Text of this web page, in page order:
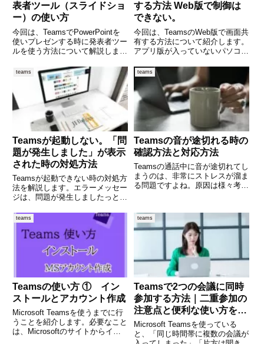
表者ツール（スライドショ
ー）の使い方
今回は、TeamsでPowerPointを
使いプレゼンする時に発表者ツー
ルを使う方法について解説しま
つを想定しています。・パターン
１ 聴衆する相手が全員がTeams
の会議に参加している。自分が使
用する画面は自分
する方法 Web版で制御は
できない。
今回は、TeamsのWeb版で画面共
有する方法について紹介します。
アプリ版が入っていないパソコン
有ができるのは便利ですね。
(adsbygoogle =
window.adsbygoogle || []).p
teams
Teamsが起動しない。「問
題が発生しました」が表示
された時の対処方法
Teamsが起動できない時の対処方
法を解説します。エラーメッセー
ジは、問題が発生しましたっとい
対処方法です。
teams
Teamsの音が途切れる時の
確認方法と対応方法
Teamsの通話中に音が途切れてし
まうのは、非常にストレスが溜ま
る問題ですよね。原因は様々考え
可能性があります。Teamsの音声
が考えられる原因は、複数ありま
す。・ネットワーク環境
teams
Teamsの使い方 ① イン
ストールとアカウント作成
Microsoft Teamsを使うまでに行
うことを紹介します。必要なこと
は、Microsoftのサイトからイン
teams
Teamsで2つの会議に同時
参加する方法｜二重参加の
注意点と便利な使い方を徹
底解説
Microsoft Teamsを使っている
と、「同じ時間帯に複数の会議が